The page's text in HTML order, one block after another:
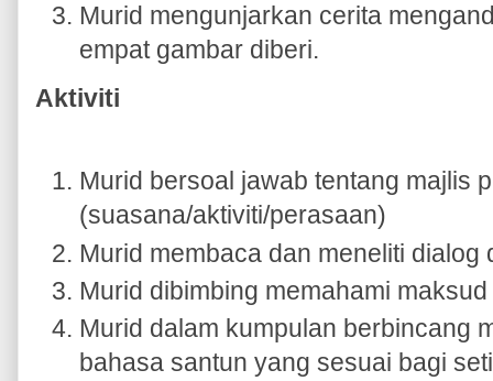
Murid mengunjarkan cerita
empat gambar diberi.
Aktiviti
Murid bersoal jawab tentang majlis
(suasana/aktiviti/perasaan)
Murid membaca dan meneliti
Murid dibimbing memahami
Murid dalam kumpulan berbincang
bahasa santun yang sesuai bagi